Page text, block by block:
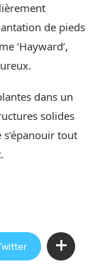
de pieds
‘Hayward’,
dans un
solides
tout